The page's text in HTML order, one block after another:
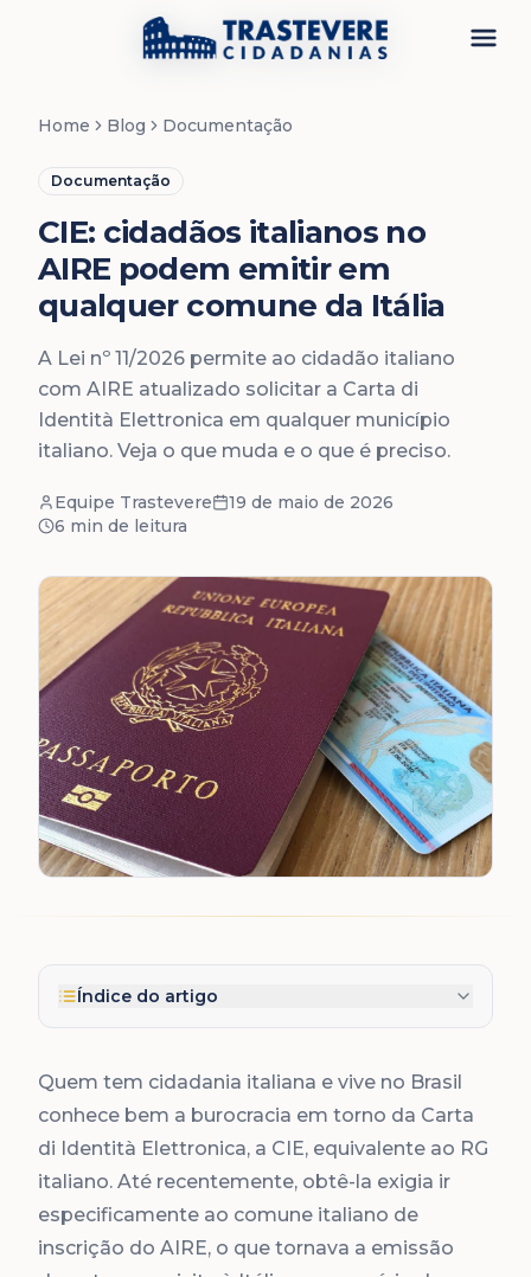
Menu
Home Blog Documentação
Documentação
CIE: cidadãos italianos no
AIRE podem emitir em
qualquer comune da Itália
A Lei nº 11/2026 permite ao cidadão italiano
com AIRE atualizado solicitar a Carta di
Identità Elettronica em qualquer município
italiano. Veja o que muda e o que é preciso.
Equipe Trastevere
19 de maio de 2026
6 min de leitura
Índice do artigo
Quem tem cidadania italiana e vive no Brasil
conhece bem a burocracia em torno da Carta
di Identità Elettronica, a CIE, equivalente ao RG
italiano. Até recentemente, obtê-la exigia ir
especificamente ao comune italiano de
inscrição do AIRE, o que tornava a emissão